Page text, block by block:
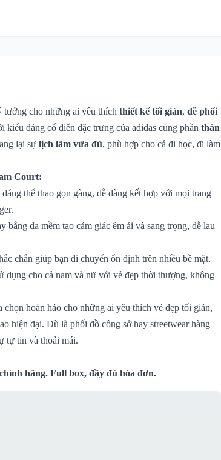
tưởng cho những ai yêu thích thiết kế tối giản, dễ phối
kiểu dáng cổ điển đặc trưng của adidas cùng phần thân
lại sự lịch lãm vừa đủ, phù hợp cho cả đi học, đi làm
Court:
dáng thể thao gọn gàng, dễ dàng kết hợp với mọi trang
bằng da mềm tạo cảm giác êm ái và sang trọng, dễ lau
chắn giúp bạn di chuyển ổn định trên nhiều bề mặt.
dụng cho cả nam và nữ với vẻ đẹp thời thượng, không
chọn hoàn hảo cho những ai yêu thích vẻ đẹp tối giản,
hiện đại. Dù là phối đồ công sở hay streetwear hàng
tự tin và thoải mái.
hãng. Full box, đầy đủ hóa đơn.